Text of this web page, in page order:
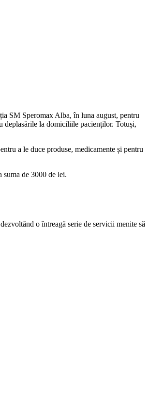
SM Speromax Alba, în luna august, pentru
deplasările la domiciliile pacienților. Totuși,
a le duce produse, medicamente și pentru
suma de 3000 de lei.
o întreagă serie de servicii menite să